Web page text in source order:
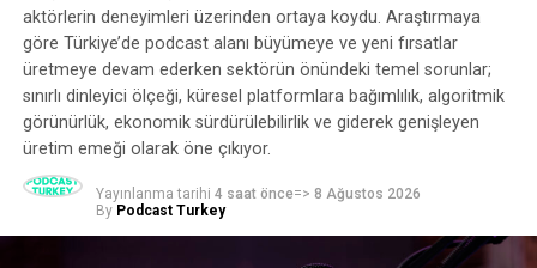
“Pod Save America” – Harris, ilerici politikaları
siyasi açıdan bilgili, sol eğilimli bir dinleyici
kitlesiyle tartıştı.
NPR’dan “Code Switch” – Harris burada ırkla ilgili
konulara odaklandı ve sosyal adalet konularına
yatırım yapan dinleyicilerde yankı uyandırdı.
“Call Her Daddy” – Harris’in politika
tartışmalarına boğulmadan insanların kendisini
aktörlerin deneyimleri üzerinden ortaya koydu. Araştırmaya
göre Türkiye’de podcast alanı büyümeye ve yeni fırsatlar
üretmeye devam ederken sektörün önündeki temel sorunlar;
sınırlı dinleyici ölçeği, küresel platformlara bağımlılık, algoritmik
görünürlük, ekonomik sürdürülebilirlik ve giderek genişleyen
üretim emeği olarak öne çıkıyor.
Yayınlanma tarihi 4 saat önce=> 8 Ağustos 2026
By Podcast Turkey